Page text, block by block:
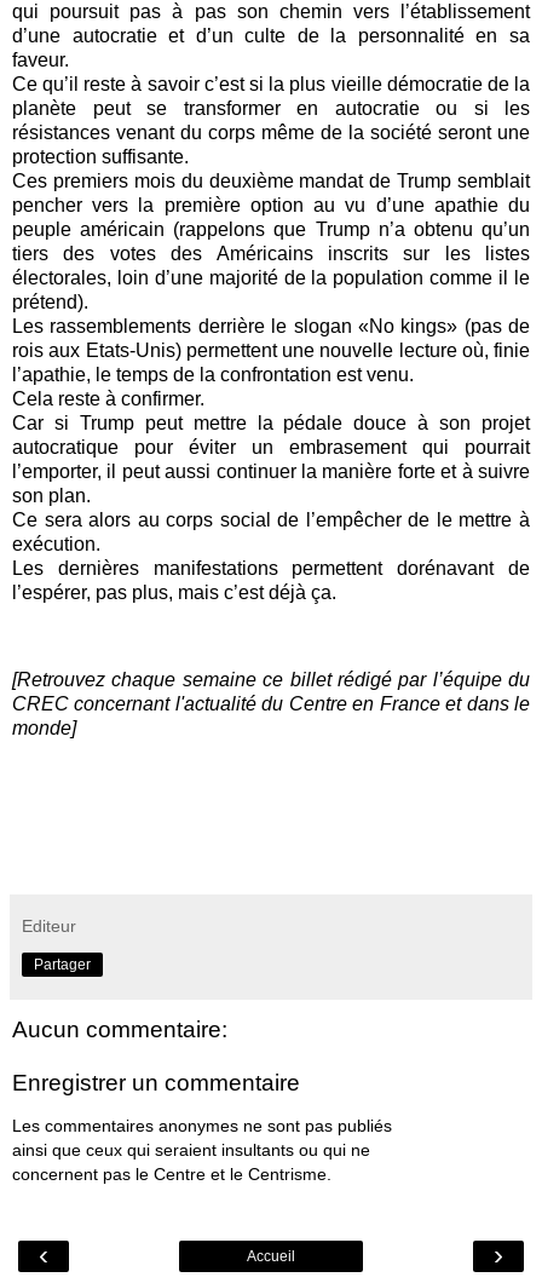
qui poursuit pas à pas son chemin vers l’établissement
d’une autocratie et d’un culte de la personnalité en sa
faveur.
Ce qu’il reste à savoir c’est si la plus vieille démocratie de la
planète peut se transformer en autocratie ou si les
résistances venant du corps même de la société seront une
protection suffisante.
Ces premiers mois du deuxième mandat de Trump semblait
pencher vers la première option au vu d’une apathie du
peuple américain (rappelons que Trump n’a obtenu qu’un
tiers des votes des Américains inscrits sur les listes
électorales, loin d’une majorité de la population comme il le
prétend).
Les rassemblements derrière le slogan «No kings» (pas de
rois aux Etats-Unis) permettent une nouvelle lecture où, finie
l’apathie, le temps de la confrontation est venu.
Cela reste à confirmer.
Car si Trump peut mettre la pédale douce à son projet
autocratique pour éviter un embrasement qui pourrait
l’emporter, il peut aussi continuer la manière forte et à suivre
son plan.
Ce sera alors au corps social de l’empêcher de le mettre à
exécution.
Les dernières manifestations permettent dorénavant de
l’espérer, pas plus, mais c’est déjà ça.
[Retrouvez chaque semaine ce billet rédigé par l’équipe du
CREC concernant l'actualité du Centre en France et dans le
monde]
Editeur
Partager
Aucun commentaire:
Enregistrer un commentaire
Les commentaires anonymes ne sont pas publiés
ainsi que ceux qui seraient insultants ou qui ne
concernent pas le Centre et le Centrisme.
‹ ›
Accueil